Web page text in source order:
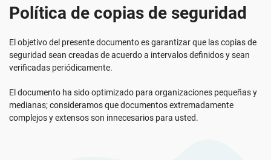
ISO 27001
NIS2
DORA
Recursos gratuitos
Por tipo
Por dónde empezar
Sectores
Consultores
Acerca de nosotros
Política de copias de seguridad
El objetivo del presente documento es garantizar que las copias de
seguridad sean creadas de acuerdo a intervalos definidos y sean
verificadas periódicamente.
El documento ha sido optimizado para organizaciones pequeñas y
medianas; consideramos que documentos extremadamente
complejos y extensos son innecesarios para usted.